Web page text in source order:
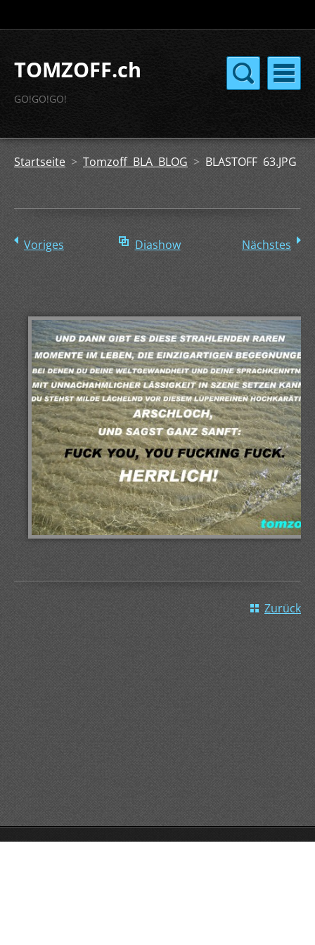
TOMZOFF.ch
GO!GO!GO!
Startseite > Tomzoff BLA BLOG > BLASTOFF 63.JPG
Voriges Diashow Nächstes
Zurück